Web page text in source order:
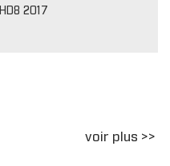
HD8 2017
voir plus >>